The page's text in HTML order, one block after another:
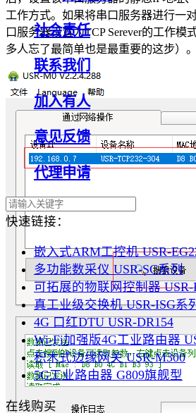
社会责任
联系我们
加入有人
意见反馈
代理申请
快速链接：
嵌入式ARM工控机 USR-
多功能数采仪 USR-SC系列
可拓展的物联网控制器 USR-
真工业级交换机 USR-ISG系
4G 口红DTU USR-DR154
Wi-Fi加强版4G工业路由器
积木式边缘网关 USR-M300
5G工业路由器 G809旗舰型
在线购买
工作方式。如果将串口服务器进行一
口服务器设置为TCP Serever的工作模
多人忘了最简单也是最重要的这步）。